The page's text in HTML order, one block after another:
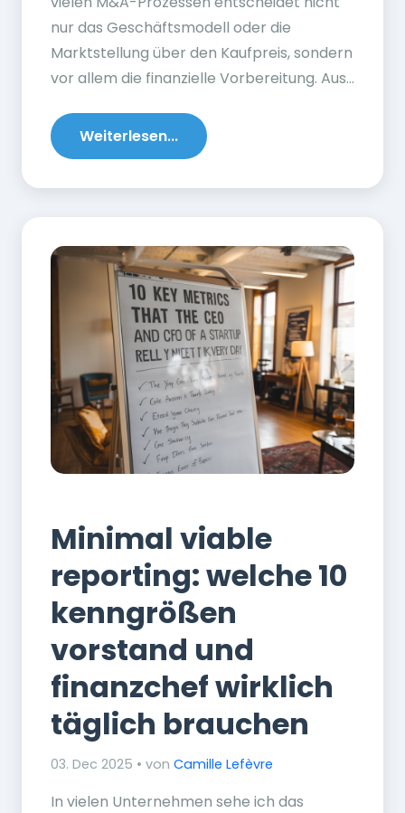
nur das Geschäftsmodell oder die
Marktstellung über den Kaufpreis, sondern
vor allem die finanzielle Vorbereitung. Aus...
Weiterlesen...
Minimal viable
reporting: welche 10
kenngrößen
vorstand und
finanzchef wirklich
täglich brauchen
03. Dec 2025 • von Camille Lefèvre
In vielen Unternehmen sehe ich das